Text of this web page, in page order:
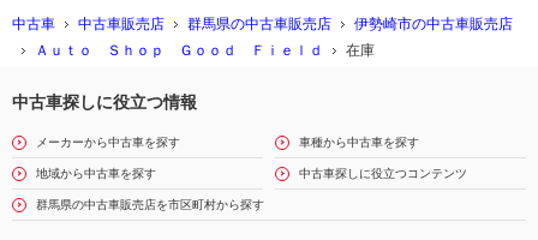
中古車 中古車販売店 群馬県の中古車販売店
伊勢崎市の中古車販売店
Ａｕｔｏ Ｓｈｏｐ Ｇｏｏｄ Ｆｉｅｌｄ
在庫
中古車探しに役立つ情報
メーカーから中古車を探す 車種から中古車を探す
地域から中古車を探す 中古車探しに役立つコンテンツ
群馬県の中古車販売店を市区町村から探す